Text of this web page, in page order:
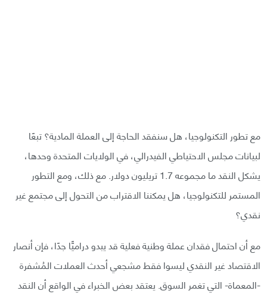
مع تطور التكنولوجيا، هل سنفقد الحاجة إلى العملة المادية؟ تبعًا
لبيانات مجلس الاحتياطي الفيدرالي، في الولايات المتحدة وحدها،
يشكل النقد ما مجموعه 1.7 تريليون دولار. مع ذلك، ومع التطور
المستمر للتكنولوجيا، هل يمكننا الاقتراب من التحول إلى مجتمع غير
نقدي؟
مع أن احتمال فقدان عملة وطنية فعلية قد يبدو دراميًّا جدًا، فإن أنصار
الاقتصاد غير النقدي ليسوا فقط مشجعي أحدث العملات المُشفرة
-المعماة- التي تغمر السوق. يعتقد بعض الخبراء في الواقع أن النقد